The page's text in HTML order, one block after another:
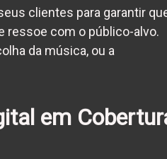
clientes para garantir
ressoe com o público-alvo.
da música, ou a
em